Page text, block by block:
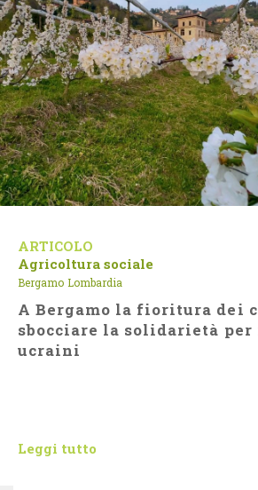
ARTICOLO
Agricoltura sociale
Bergamo Lombardia
A Bergamo la fioritura dei
sbocciare la solidarietà
ucraini
Leggi tutto